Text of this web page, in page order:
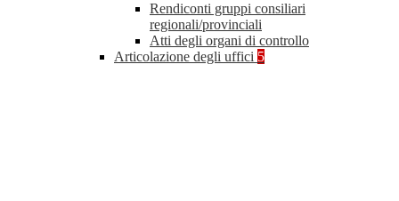
Rendiconti gruppi consiliari
regionali/provinciali
Atti degli organi di controllo
Articolazione degli uffici 5